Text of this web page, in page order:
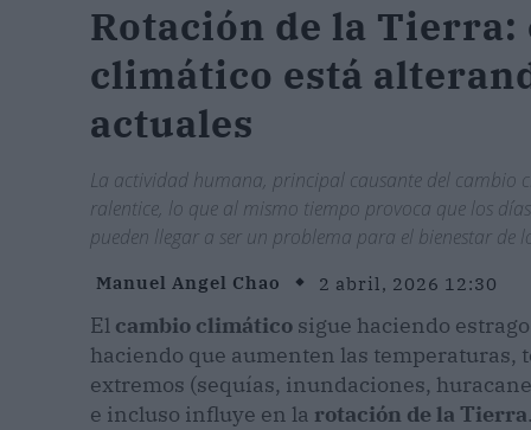
Rotación de la Tierra:
climático está
actuales
La actividad humana, principal causante del cambio
ralentice, lo que al mismo tiempo provoca que los
pueden llegar a ser un problema para el bienestar de
Manuel Angel Chao 2 abril, 2026 12:30
El cambio climático sigue haciendo
haciendo que aumenten las temperaturas,
extremos (sequías, inundaciones,
e incluso influye en la rotación de la Tierra